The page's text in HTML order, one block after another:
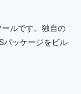
ルです。独自の
パッケージをビル